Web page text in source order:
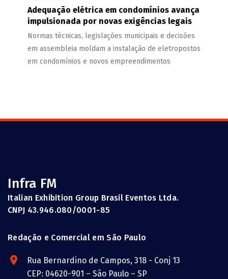
Adequação elétrica em condomínios avança
impulsionada por novas exigências legais
Normas técnicas, legislações municipais e decisões
em assembleia moldam a instalação de eletropostos
em condomínios e novos empreendimentos
Infra FM
Italian Exhibition Group Brasil Eventos Ltda.
CNPJ 43.946.080/0001-85
Redação e Comercial em São Paulo
Rua Bernardino de Campos, 318 - Conj 13
CEP: 04620-901 – São Paulo – SP